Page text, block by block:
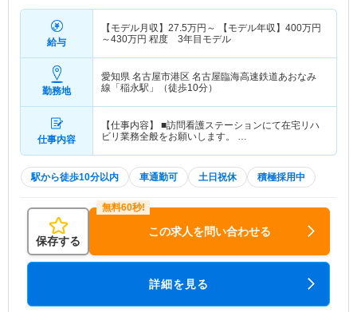
給与
【モデル月収】 27.5万円～ 【モデル年収】 400万円
～430万円 程度 3年目モデル
勤務地
愛知県 名古屋市港区 名古屋臨海高速鉄道あおなみ
線「稲永駅」（徒歩10分）
仕事内容
【仕事内容】 ■訪問看護ステーションにて在宅リハ
ビリ業務全般をお願いします。 …
駅から徒歩10分以内 車通勤可 土日祝休 積極採用中
保存する
この求人を問い合わせる
詳細を見る